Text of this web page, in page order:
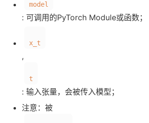
model
: 可调用的PyTorch Module或函数；
x_t
,
t
: 输入张量，会被传入模型；
注意：被